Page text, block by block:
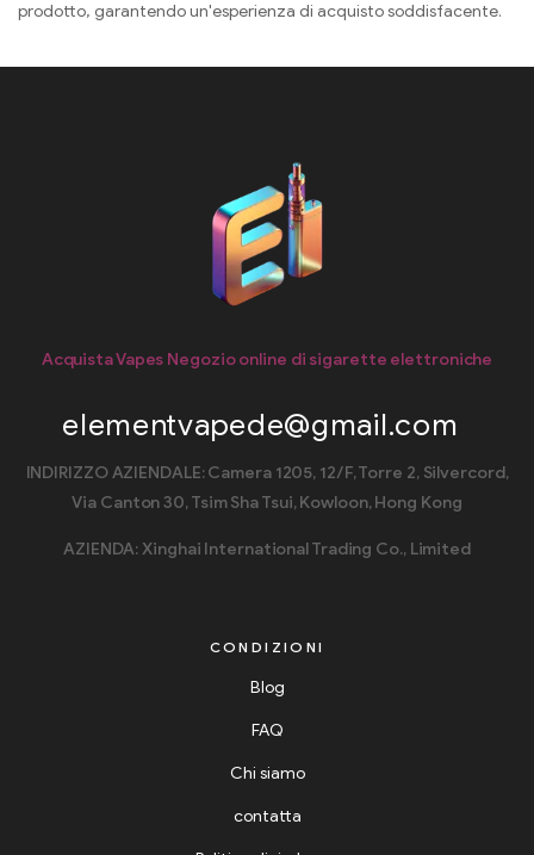
prodotto, garantendo un'esperienza di acquisto soddisfacente.
Acquista Vapes Negozio online di sigarette elettroniche
elementvapede@gmail.com
INDIRIZZO AZIENDALE: Camera 1205, 12/F, Torre 2, Silvercord,
Via Canton 30, Tsim Sha Tsui, Kowloon, Hong Kong
AZIENDA: Xinghai International Trading Co., Limited
CONDIZIONI
Blog
FAQ
Chi siamo
contatta